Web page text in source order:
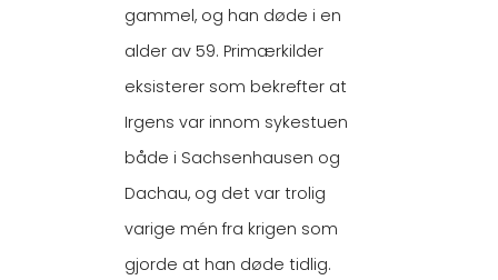
gammel, og han døde i en
alder av 59. Primærkilder
eksisterer som bekrefter at
Irgens var innom sykestuen
både i Sachsenhausen og
Dachau, og det var trolig
varige mén fra krigen som
gjorde at han døde tidlig.